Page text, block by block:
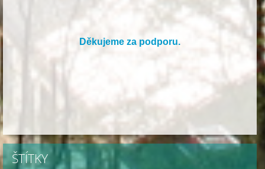
Děkujeme za podporu.
ŠTÍTKY